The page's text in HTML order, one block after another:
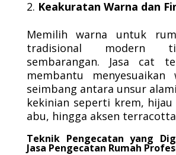
Keakuratan Warna dan
Memilih warna untuk
tradisional modern
sembarangan. Jasa cat
membantu menyesuaikan
seimbang antara unsur
kekinian seperti krem,
abu, hingga aksen
Teknik Pengecatan yang
Jasa Pengecatan Rumah